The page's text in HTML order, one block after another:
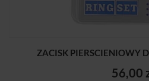
ZACISK PIERSCIENIOWY
56,00